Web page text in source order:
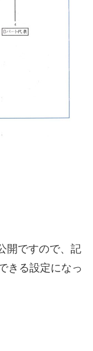
開ですので、記
きる設定になっ